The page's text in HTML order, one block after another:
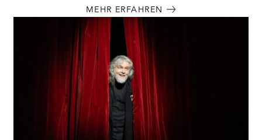
MEHR ERFAHREN